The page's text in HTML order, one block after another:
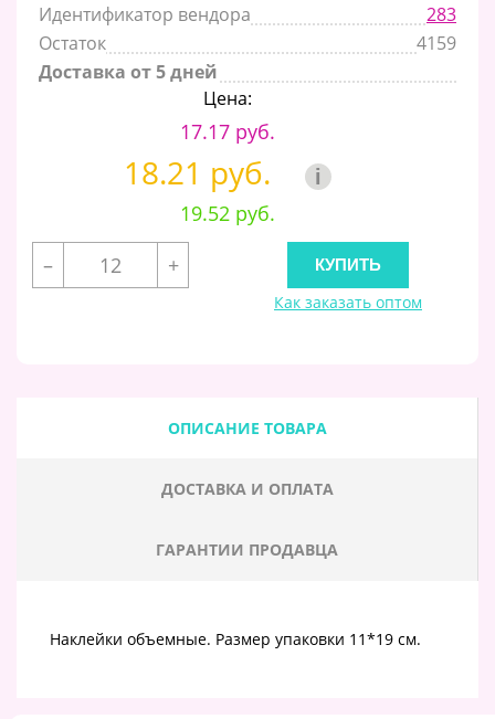
Идентификатор вендора
283
Остаток
4159
Доставка от 5 дней
Цена:
17.17 руб.
18.21 руб. i
19.52 руб.
–
+
Как заказать оптом
ОПИСАНИЕ ТОВАРА
ДОСТАВКА И ОПЛАТА
ГАРАНТИИ ПРОДАВЦА
Наклейки объемные. Размер упаковки 11*19 см.